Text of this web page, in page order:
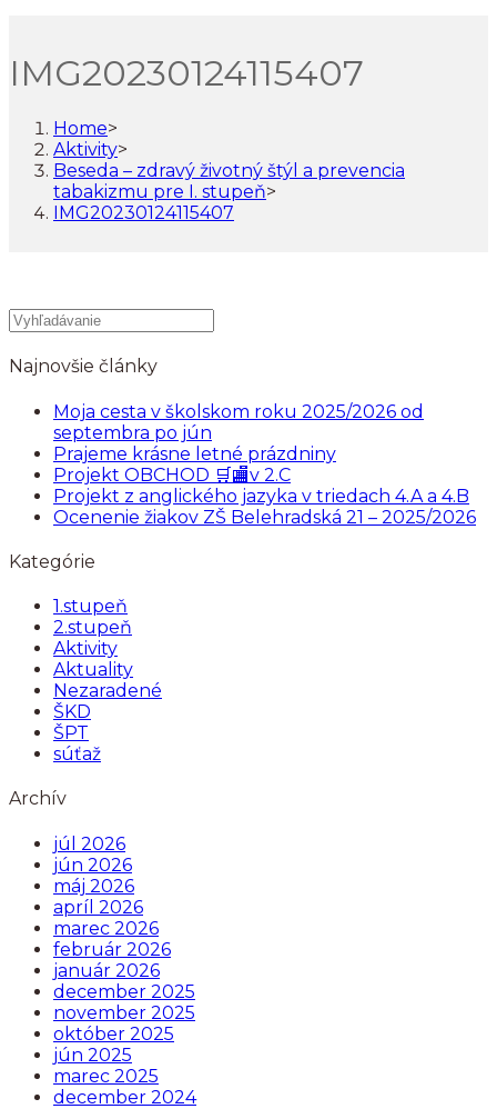
IMG20230124115407
Home>
Aktivity>
Beseda – zdravý životný štýl a prevencia
tabakizmu pre I. stupeň>
IMG20230124115407
Najnovšie články
Moja cesta v školskom roku 2025/2026 od
septembra po jún
Prajeme krásne letné prázdniny
Projekt OBCHOD 🛒🏬v 2.C
Projekt z anglického jazyka v triedach 4.A a 4.B
Ocenenie žiakov ZŠ Belehradská 21 – 2025/2026
Kategórie
1.stupeň
2.stupeň
Aktivity
Aktuality
Nezaradené
ŠKD
ŠPT
súťaž
Archív
júl 2026
jún 2026
máj 2026
apríl 2026
marec 2026
február 2026
január 2026
december 2025
november 2025
október 2025
jún 2025
marec 2025
december 2024